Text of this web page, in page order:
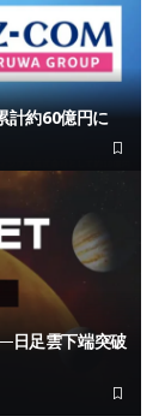
計約60億円に
日足雲下端突破